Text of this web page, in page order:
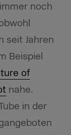
noch
seit Jahren
Beispiel
of
nahe.
in der